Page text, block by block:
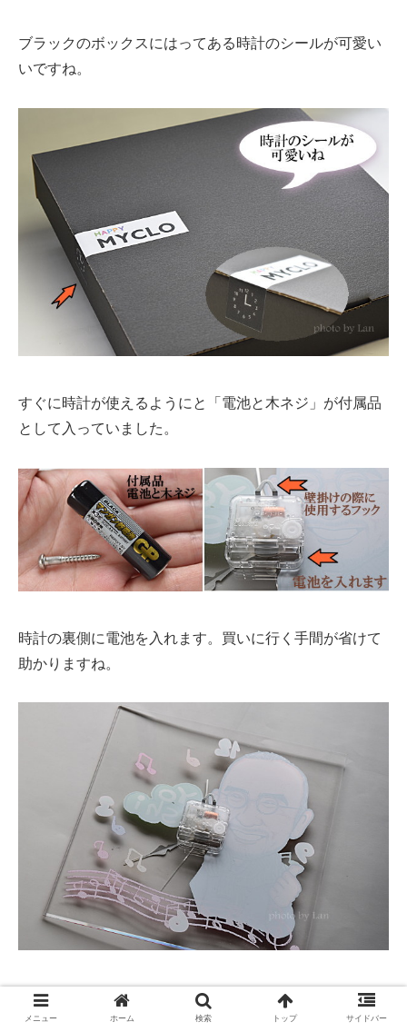
ブラックのボックスにはってある時計のシールが可愛い
いですね。
すぐに時計が使えるようにと「電池と木ネジ」が付属品
として入っていました。
時計の裏側に電池を入れます。買いに行く手間が省けて
助かりますね。
さっそくリビングに飾ってみます
メニュー ホーム 検索 トップ サイドバー